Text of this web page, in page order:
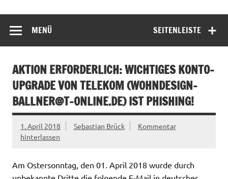
SEITENLEISTE
MENÜ
AKTION ERFORDERLICH: WICHTIGES KONTO-
UPGRADE VON TELEKOM (WOHNDESIGN-
BALLNER@T-ONLINE.DE) IST PHISHING!
1. April 2018 Sebastian Brück
Kommentar
hinterlassen
Am Ostersonntag, den 01. April 2018 wurde durch